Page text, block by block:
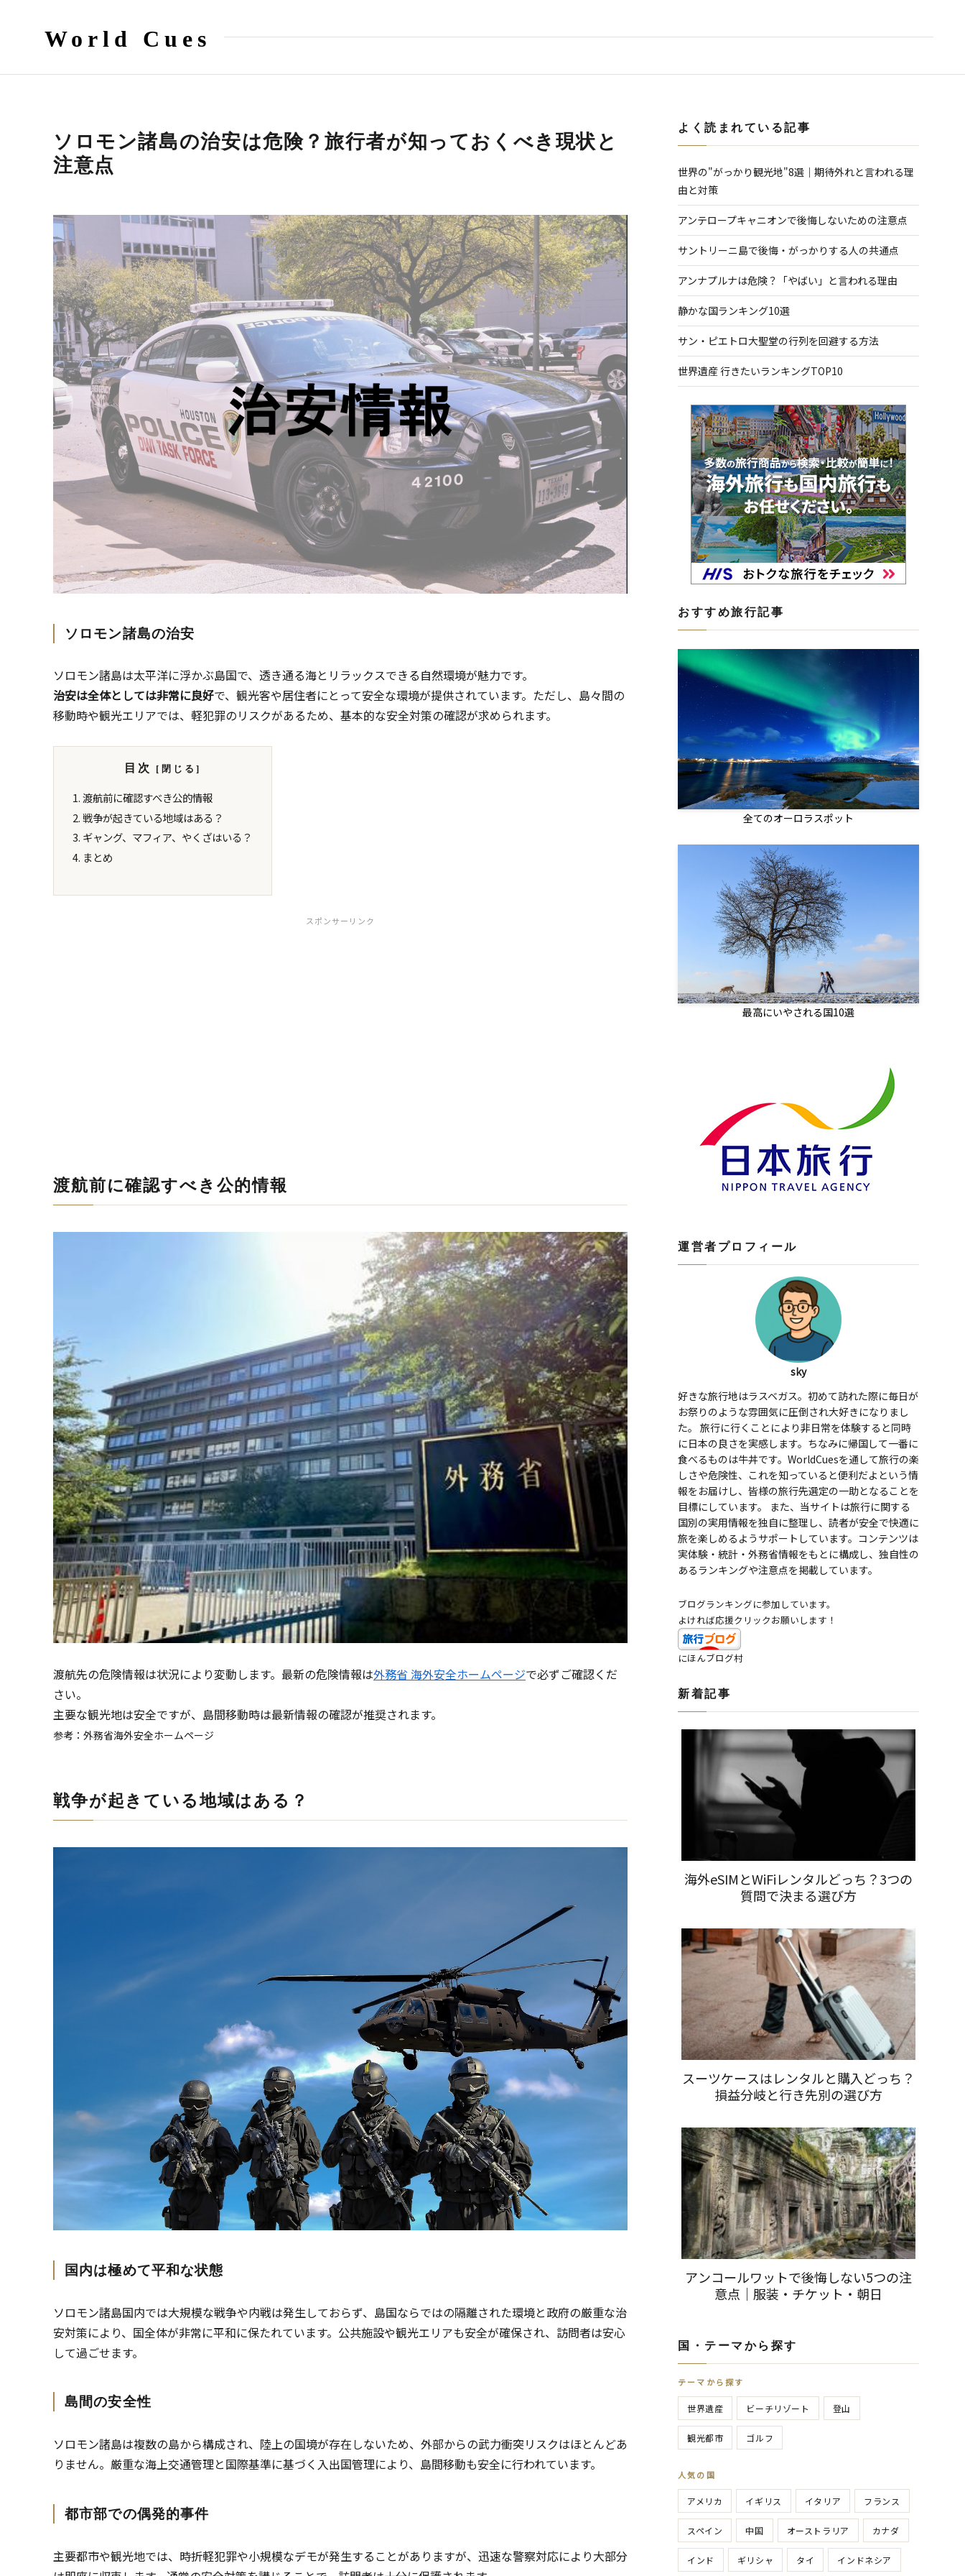
World Cues
ソロモン諸島の治安は危険？旅行者が知っておくべき現状と
注意点
ソロモン諸島の治安
ソロモン諸島は太平洋に浮かぶ島国で、透き通る海とリラックスできる自然環境が魅力です。
治安は全体としては非常に良好で、観光客や居住者にとって安全な環境が提供されています。ただし、島々間の
移動時や観光エリアでは、軽犯罪のリスクがあるため、基本的な安全対策の確認が求められます。
目次
渡航前に確認すべき公的情報
戦争が起きている地域はある？
ギャング、マフィア、やくざはいる？
まとめ
スポンサーリンク
渡航前に確認すべき公的情報
渡航先の危険情報は状況により変動します。最新の危険情報は外務省 海外安全ホームページで必ずご確認くだ
さい。
主要な観光地は安全ですが、島間移動時は最新情報の確認が推奨されます。
参考：外務省海外安全ホームページ
戦争が起きている地域はある？
国内は極めて平和な状態
ソロモン諸島国内では大規模な戦争や内戦は発生しておらず、島国ならではの隔離された環境と政府の厳重な治
安対策により、国全体が非常に平和に保たれています。公共施設や観光エリアも安全が確保され、訪問者は安心
して過ごせます。
島間の安全性
ソロモン諸島は複数の島から構成され、陸上の国境が存在しないため、外部からの武力衝突リスクはほとんどあ
りません。厳重な海上交通管理と国際基準に基づく入出国管理により、島間移動も安全に行われています。
都市部での偶発的事件
主要都市や観光地では、時折軽犯罪や小規模なデモが発生することがありますが、迅速な警察対応により大部分
よく読まれている記事
世界の"がっかり観光地"8選｜期待外れと言われる理
由と対策
アンテロープキャニオンで後悔しないための注意点
サントリーニ島で後悔・がっかりする人の共通点
アンナプルナは危険？「やばい」と言われる理由
静かな国ランキング10選
サン・ピエトロ大聖堂の行列を回避する方法
世界遺産 行きたいランキングTOP10
おすすめ旅行記事
全てのオーロラスポット
最高にいやされる国10選
運営者プロフィール
sky
好きな旅行地はラスベガス。初めて訪れた際に毎日が
お祭りのような雰囲気に圧倒され大好きになりまし
た。 旅行に行くことにより非日常を体験すると同時
に日本の良さを実感します。ちなみに帰国して一番に
食べるものは牛丼です。WorldCuesを通して旅行の楽
しさや危険性、これを知っていると便利だよという情
報をお届けし、皆様の旅行先選定の一助となることを
目標にしています。 また、当サイトは旅行に関する
国別の実用情報を独自に整理し、読者が安全で快適に
旅を楽しめるようサポートしています。コンテンツは
実体験・統計・外務省情報をもとに構成し、独自性の
あるランキングや注意点を掲載しています。
ブログランキングに参加しています。
よければ応援クリックお願いします！
にほんブログ村
新着記事
海外eSIMとWiFiレンタルどっち？3つの
質問で決まる選び方
スーツケースはレンタルと購入どっち？
損益分岐と行き先別の選び方
アンコールワットで後悔しない5つの注
意点｜服装・チケット・朝日
国・テーマから探す
テーマから探す
世界遺産 ビーチリゾート 登山
観光都市 ゴルフ
人気の国
アメリカ イギリス イタリア フランス
スペイン 中国 オーストラリア カナダ
インド ギリシャ タイ インドネシア